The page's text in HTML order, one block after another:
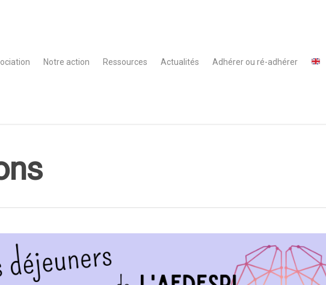
Notre action Ressources Actualités Adhérer ou ré-adhérer